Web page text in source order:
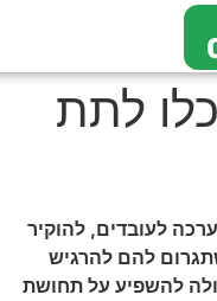
לתת
לעובדים, להוקיר
להם להרגיש
להשפיע על תחושת